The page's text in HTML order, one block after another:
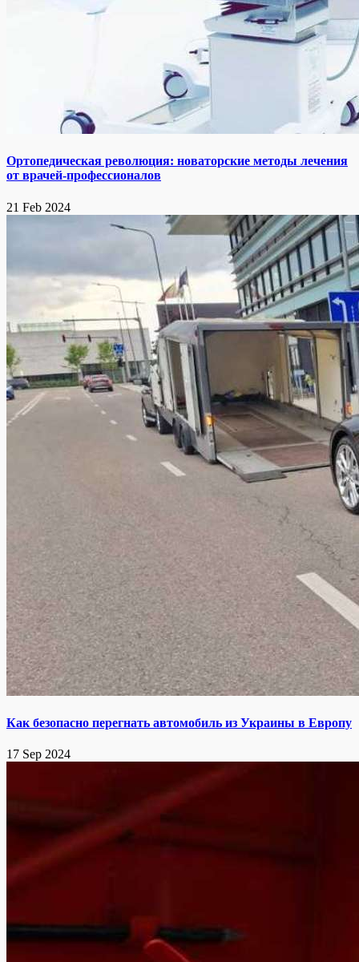
Ортопедическая революция: новаторские методы лечения
от врачей-профессионалов
21 Feb 2024
Как безопасно перегнать автомобиль из Украины в Европу
17 Sep 2024